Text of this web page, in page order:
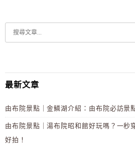
最新文章
由布院景點｜金鱗湖介紹：由布院必訪景
由布院景點｜湯布院昭和館好玩嗎？一秒
好拍！